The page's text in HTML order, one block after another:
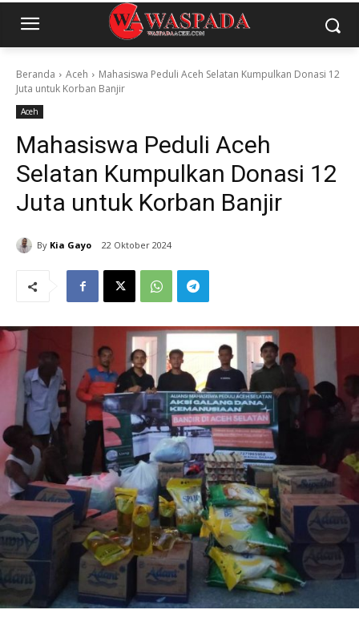
Beranda Aceh
Mahasiswa Peduli Aceh Selatan Kumpulkan Donasi 12
Juta untuk Korban Banjir
Aceh
Mahasiswa Peduli Aceh
Selatan Kumpulkan Donasi 12
Juta untuk Korban Banjir
By Kia Gayo 22 Oktober 2024